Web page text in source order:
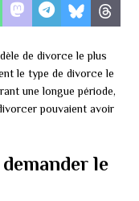
de divorce le plus
le type de divorce le
une longue période,
pouvaient avoir
le